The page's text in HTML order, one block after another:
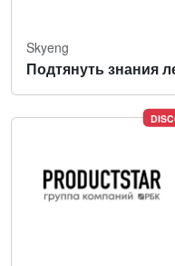
Skyeng
Подтянуть знания